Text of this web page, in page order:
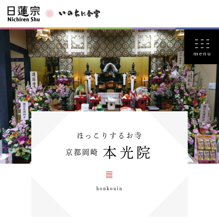
ほっこりするお寺
京都岡崎 本光院
honkouin